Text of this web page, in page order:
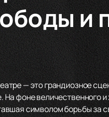
и
— это грандиозное
фоне величественного
символом борьбы за